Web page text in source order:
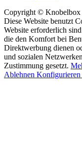
Copyright © Knobelbox
Diese Website benutzt
Website erforderlich
die den Komfort bei
Direktwerbung dienen
und sozialen
Zustimmung gesetzt.
Ablehnen Konfigurieren